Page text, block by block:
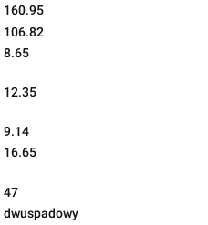
160.95
106.82
8.65
12.35
9.14
16.65
47
dwuspadowy